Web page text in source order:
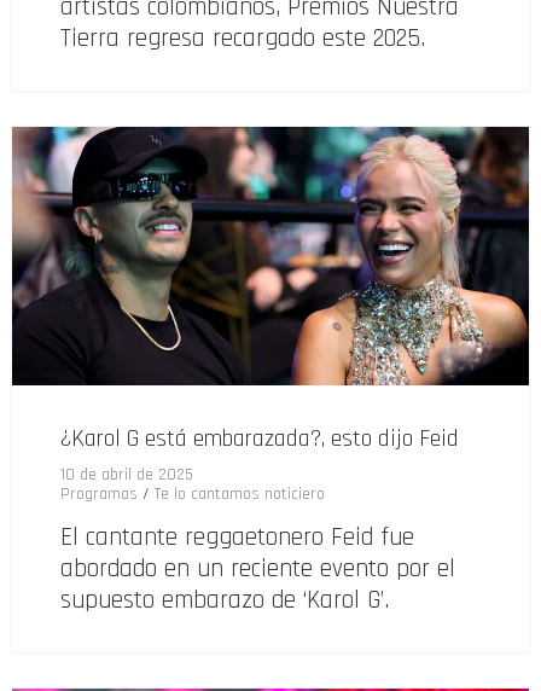
artistas colombianos, Premios Nuestra
Tierra regresa recargado este 2025.
¿Karol G está embarazada?, esto dijo Feid
10 de abril de 2025
Programas / Te lo cantamos noticiero
El cantante reggaetonero Feid fue
abordado en un reciente evento por el
supuesto embarazo de ‘Karol G’.